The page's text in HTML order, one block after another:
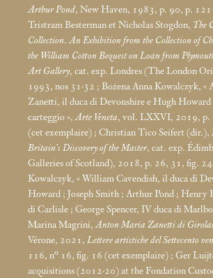
Arthur Pond, New Haven, 1983, p. 90, p.
Tristram Besterman et Nicholas Stogdon, The
Collection. An Exhibition from the Collection of
the William Cotton Bequest on Loan from
Art Gallery, cat. exp. Londres (The London
1993, nos 31-32 ; Bożena Anna Kowalczyk, «
Zanetti, il duca di Devonshire e Hugh
carteggio»,Arte Veneta, vol. LXXVI, 2019, p.
(cet exemplaire) ; Christian Tico Seifert (dir.),
Britain’s Discovery of the Master, cat. exp.
Galleries of Scotland), 2018, p. 26, 31, fig. 24
Kowalczyk, «William Cavendish, il duca di
Howard ; Joseph Smith ; Arthur Pond ; Henry
di Carlisle ; George Spencer, IV duca di
Marina Magrini,Anton Maria Zanetti di
Vérone, 2021, Lettere artistiche del Settecento
116, n° 16, fig. 16 (cet exemplaire) ; Ger
acquisitions (2012-20) at the Fondation